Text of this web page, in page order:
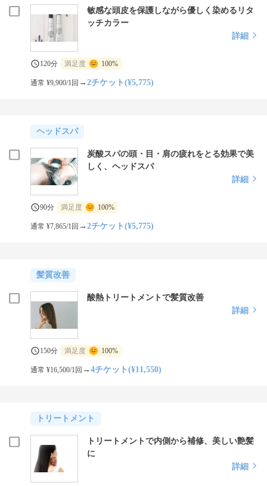
敏感な頭皮を保護しながら優しく染めるリタ
ッチカラー
詳細
120分 満足度 100%
通常 ¥9,900/1回 →2チケット(¥5,775)
ヘッドスパ
炭酸スパの頭・目・肩の疲れをとる効果で美
しく、ヘッドスパ
詳細
90分 満足度 100%
通常 ¥7,865/1回 →2チケット(¥5,775)
髪質改善
酸熱トリートメントで髪質改善
詳細
150分 満足度 100%
通常 ¥16,500/1回 →4チケット(¥11,550)
トリートメント
トリートメントで内側から補修、美しい艶髪
に
詳細